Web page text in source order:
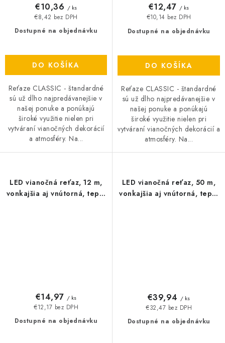
Dostupné na objednávku
€8,42 bez DPH
€10,36 / ks
DO KOŠÍKA
Reťaze CLASSIC - štandardné
sú už dlho najpredávanejšie v
našej ponuke a ponúkajú
široké využitie nielen pri
vytváraní vianočných dekorácií
a atmosféry. Na...
Dostupné na objednávku
€10,14 bez DPH
€12,47 / ks
DO KOŠÍKA
Reťaze CLASSIC - štandardné
sú už dlho najpredávanejšie v
našej ponuke a ponúkajú
široké využitie nielen pri
vytváraní vianočných dekorácií a
atmosféry. Na...
LED vianočná reťaz, 12 m,
vonkajšia aj vnútorná, teplá
Dostupné na objednávku
€12,17 bez DPH
€14,97 / ks
LED vianočná reťaz, 50 m,
vonkajšia aj vnútorná, teplá
Dostupné na objednávku
€32,47 bez DPH
€39,94 / ks